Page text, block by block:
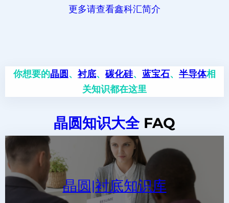
更多请查看鑫科汇简介
你想要的晶圆 、衬底、 碳化硅、 蓝宝石、 半导体相
关知识都在这里
晶圆知识大全FAQ
晶圆|衬底知识库